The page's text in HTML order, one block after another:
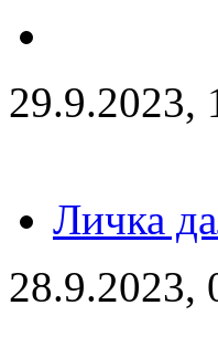
29.9.2023,
Личка
28.9.2023,